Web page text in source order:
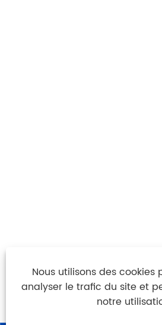
Nous utilisons des
analyser le trafic du site et
notre